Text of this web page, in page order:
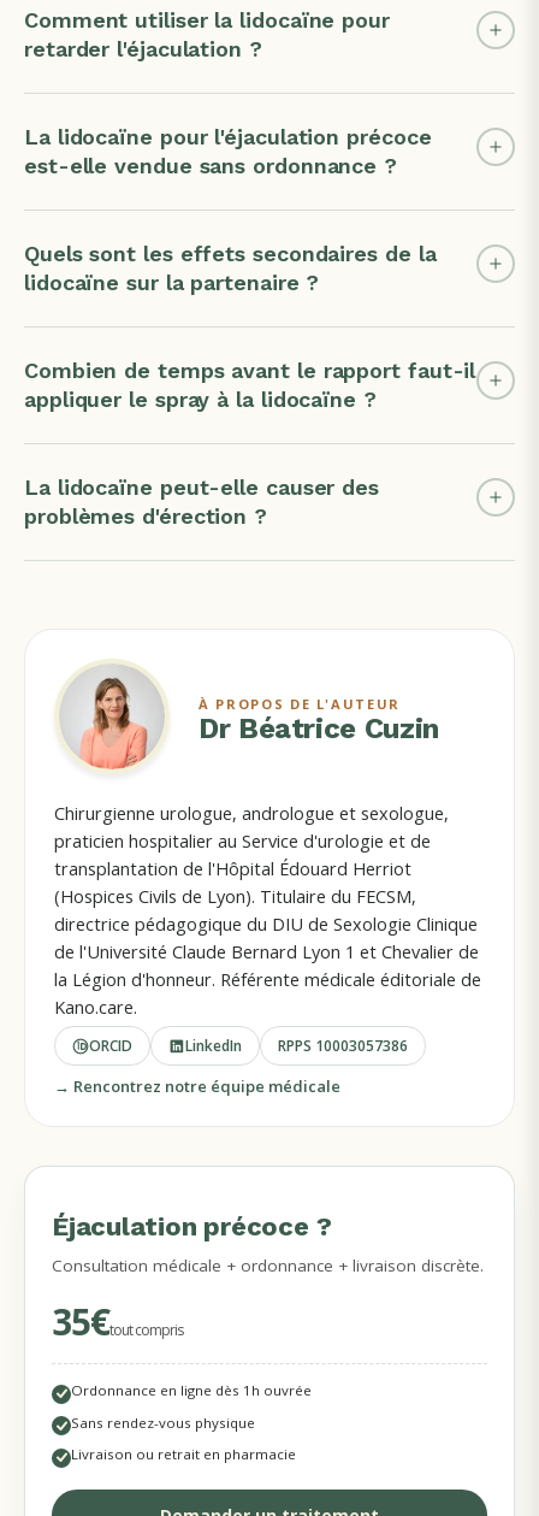
Comment utiliser la lidocaïne pour
retarder l'éjaculation ?
La lidocaïne pour l'éjaculation précoce
est-elle vendue sans ordonnance ?
Quels sont les effets secondaires de la
lidocaïne sur la partenaire ?
Combien de temps avant le rapport faut-il
appliquer le spray à la lidocaïne ?
La lidocaïne peut-elle causer des
problèmes d'érection ?
À PROPOS DE L'AUTEUR
Dr Béatrice Cuzin
Chirurgienne urologue, andrologue et sexologue,
praticien hospitalier au Service d'urologie et de
transplantation de l'Hôpital Édouard Herriot
(Hospices Civils de Lyon). Titulaire du FECSM,
directrice pédagogique du DIU de Sexologie Clinique
de l'Université Claude Bernard Lyon 1 et Chevalier de
la Légion d'honneur. Référente médicale éditoriale de
Kano.care.
ORCID LinkedIn RPPS 10003057386
→ Rencontrez notre équipe médicale
MÉDECINS DISPONIBLES
Éjaculation précoce ?
Consultation médicale + ordonnance + livraison discrète.
35€tout compris
Ordonnance en ligne dès 1h ouvrée
Sans rendez-vous physique
Livraison ou retrait en pharmacie